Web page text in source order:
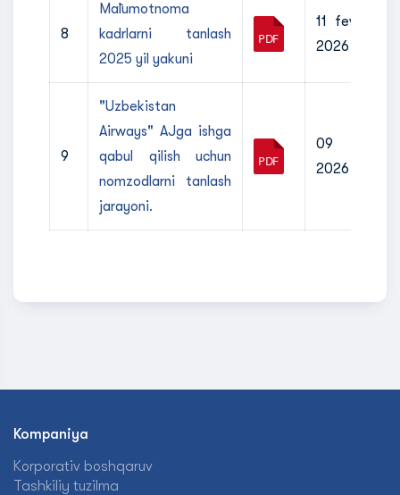
8
Ma`lumotnoma
kadrlarni tanlash
2025 yil yakuni
11 fevral
2026
9
"Uzbekistan
Airways" AJga ishga
qabul qilish uchun
nomzodlarni tanlash
jarayoni.
09 iyul
2026
Kompaniya
Korporativ boshqaruv
Tashkiliy tuzilma